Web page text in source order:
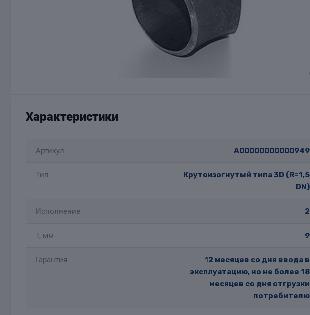
Характеристики
Артикул A00000000000949
Тип
Крутоизогнутый типа 3D (R=1,5
DN)
Исполнение 2
T, мм 9
Гарантия
12 месяцев со дня ввода в
эксплуатацию, но не более 18
месяцев со дня отгрузки
потребителю